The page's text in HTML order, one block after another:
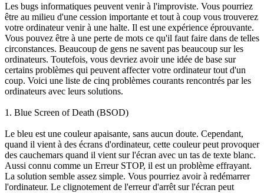
Les bugs informatiques peuvent venir à l'improviste. Vous pourriez
être au milieu d'une cession importante et tout à coup vous trouverez
votre ordinateur venir à une halte. Il est une expérience éprouvante.
Vous pouvez être à une perte de mots ce qu'il faut faire dans de telles
circonstances. Beaucoup de gens ne savent pas beaucoup sur les
ordinateurs. Toutefois, vous devriez avoir une idée de base sur
certains problèmes qui peuvent affecter votre ordinateur tout d'un
coup. Voici une liste de cinq problèmes courants rencontrés par les
ordinateurs avec leurs solutions.
1. Blue Screen of Death (BSOD)
Le bleu est une couleur apaisante, sans aucun doute. Cependant,
quand il vient à des écrans d'ordinateur, cette couleur peut provoquer
des cauchemars quand il vient sur l'écran avec un tas de texte blanc.
Aussi connu comme un Erreur STOP, il est un problème effrayant.
La solution semble assez simple. Vous pourriez avoir à redémarrer
l'ordinateur. Le clignotement de l'erreur d'arrêt sur l'écran peut